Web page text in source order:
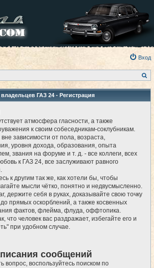
Вход
о
с
ГАЗ 24 - Регистрация
атмосфера гласности, а также
к своим собеседникам-соклубникам.
зависимости от пола, возраста,
уровня дохода, образования, опыта
звания на форуме и т. д. - все коллеги, всех
к ГАЗ 24, все заслуживают равного
к другим так же, как хотели бы, чтобы
мысли чётко, понятно и недвусмысленно.
держите себя в руках, доказывайте свою точку
прямых оскорблений, а также косвенных
фактов, флейма, флуда, оффтопика.
что человек вас раздражает, избегайте его и
при удобном случае.
сообщений
вопрос, воспользуйтесь поиском по